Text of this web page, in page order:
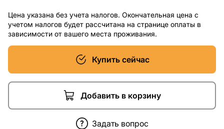
Цена указана без учета налогов. Окончательная цена с
учетом налогов будет рассчитана на странице оплаты в
зависимости от вашего места проживания.
Купить сейчас
Добавить в корзину
Задать вопрос